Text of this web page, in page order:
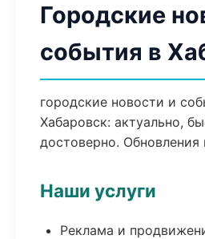
Городские
события в
городские новости и
Хабаровск: актуально,
достоверно.
Наши услуги
Реклама и